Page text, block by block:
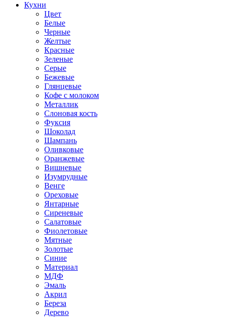
Кухни
Цвет
Белые
Черные
Желтые
Красные
Зеленые
Серые
Бежевые
Глянцевые
Кофе с молоком
Металлик
Слоновая кость
Фуксия
Шоколад
Шампань
Оливковые
Оранжевые
Вишневые
Изумрудные
Венге
Ореховые
Янтарные
Сиреневые
Салатовые
Фиолетовые
Мятные
Золотые
Синие
Материал
МДФ
Эмаль
Акрил
Береза
Дерево